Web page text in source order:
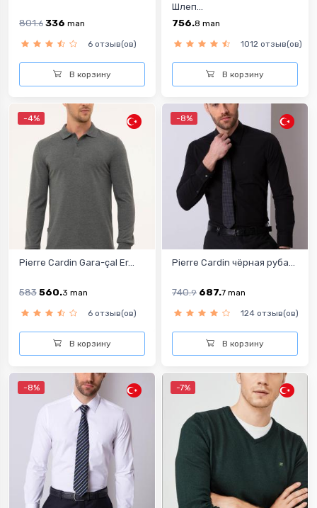
801.6 336 man
6 отзыв(ов)
В корзину
Шлеп...
756.8 man
1012 отзыв(ов)
В корзину
-4%
Pierre Cardin Gara-çal Er...
583560.3 man
6 отзыв(ов)
В корзину
-8%
Pierre Cardin чёрная руба...
740.9 687.7 man
124 отзыв(ов)
В корзину
-8% -7%